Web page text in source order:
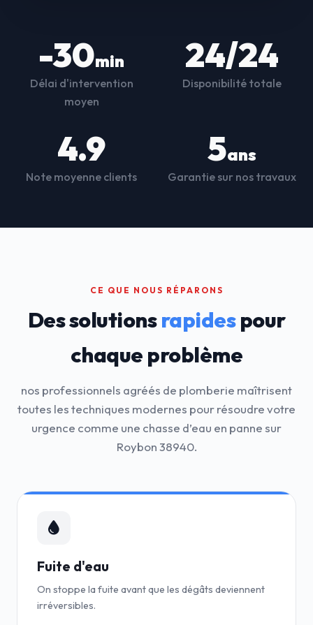
-30min
Délai d'intervention
moyen
24/24
Disponibilité totale
4.9
Note moyenne clients
5ans
Garantie sur nos travaux
CE QUE NOUS RÉPARONS
Des solutionsrapidespour
chaque problème
nos professionnels agréés de plomberie maîtrisent
toutes les techniques modernes pour résoudre votre
urgence comme une chasse d’eau en panne sur
Roybon 38940.
Fuite d'eau
On stoppe la fuite avant que les dégâts deviennent
irréversibles.